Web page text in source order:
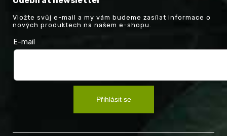
Vložte svůj e-mail a my vám budeme zasílat informace o
nových produktech na našem e-shopu.
E-mail
Přihlásit se